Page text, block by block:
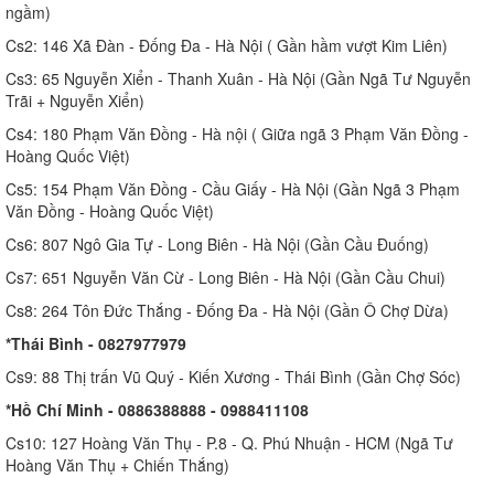
ngầm)
Cs2: 146 Xã Đàn - Đống Đa - Hà Nội ( Gần hầm vượt Kim Liên)
Cs3: 65 Nguyễn Xiển - Thanh Xuân - Hà Nội (Gần Ngã Tư Nguyễn
Trãi + Nguyễn Xiển)
Cs4: 180 Phạm Văn Đồng - Hà nội ( Giữa ngã 3 Phạm Văn Đồng -
Hoàng Quốc Việt)
Cs5: 154 Phạm Văn Đồng - Cầu Giấy - Hà Nội (Gần Ngã 3 Phạm
Văn Đồng - Hoàng Quốc Việt)
Cs6: 807 Ngô Gia Tự - Long Biên - Hà Nội (Gần Cầu Đuống)
Cs7: 651 Nguyễn Văn Cừ - Long Biên - Hà Nội (Gần Cầu Chui)
Cs8: 264 Tôn Đức Thắng - Đống Đa - Hà Nội (Gần Ô Chợ Dừa)
*Thái Bình - 0827977979
Cs9: 88 Thị trấn Vũ Quý - Kiến Xương - Thái Bình (Gần Chợ Sóc)
*Hồ Chí Minh - 0886388888 - 0988411108
Cs10: 127 Hoàng Văn Thụ - P.8 - Q. Phú Nhuận - HCM (Ngã Tư
Hoàng Văn Thụ + Chiến Thắng)